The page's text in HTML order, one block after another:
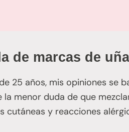
de marcas de
25 años, mis opiniones se
menor duda de que
y reacciones